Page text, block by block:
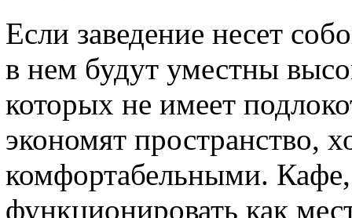
Если заведение несет
в нем будут уместны
которых не имеет
экономят пространство,
комфортабельными. Кафе,
функционировать как